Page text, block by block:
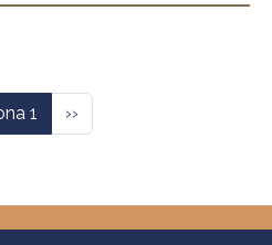
1 Następna strona
››